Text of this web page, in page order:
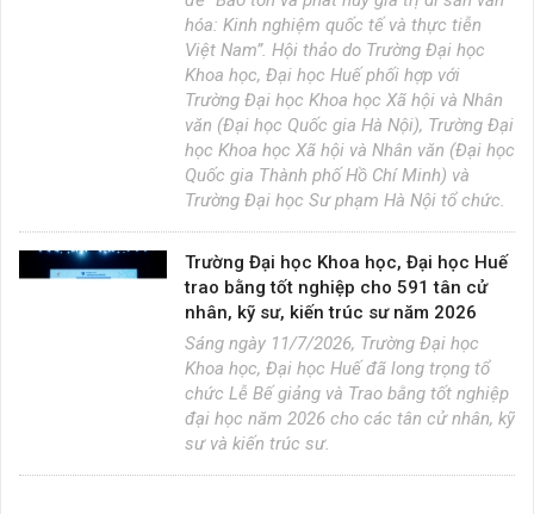
hóa: Kinh nghiệm quốc tế và thực tiễn
Việt Nam”. Hội thảo do Trường Đại học
Khoa học, Đại học Huế phối hợp với
Trường Đại học Khoa học Xã hội và Nhân
văn (Đại học Quốc gia Hà Nội), Trường Đại
học Khoa học Xã hội và Nhân văn (Đại học
Quốc gia Thành phố Hồ Chí Minh) và
Trường Đại học Sư phạm Hà Nội tổ chức.
Trường Đại học Khoa học, Đại học Huế
trao bằng tốt nghiệp cho 591 tân cử
nhân, kỹ sư, kiến trúc sư năm 2026
Sáng ngày 11/7/2026, Trường Đại học
Khoa học, Đại học Huế đã long trọng tổ
chức Lễ Bế giảng và Trao bằng tốt nghiệp
đại học năm 2026 cho các tân cử nhân, kỹ
sư và kiến trúc sư.